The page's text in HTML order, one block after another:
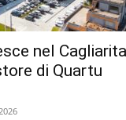
nel
di Quartu